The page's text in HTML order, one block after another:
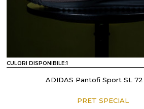
CULORI DISPONIBILE:1
ADIDAS Pantofi Sport SL 72
PRET SPECIAL